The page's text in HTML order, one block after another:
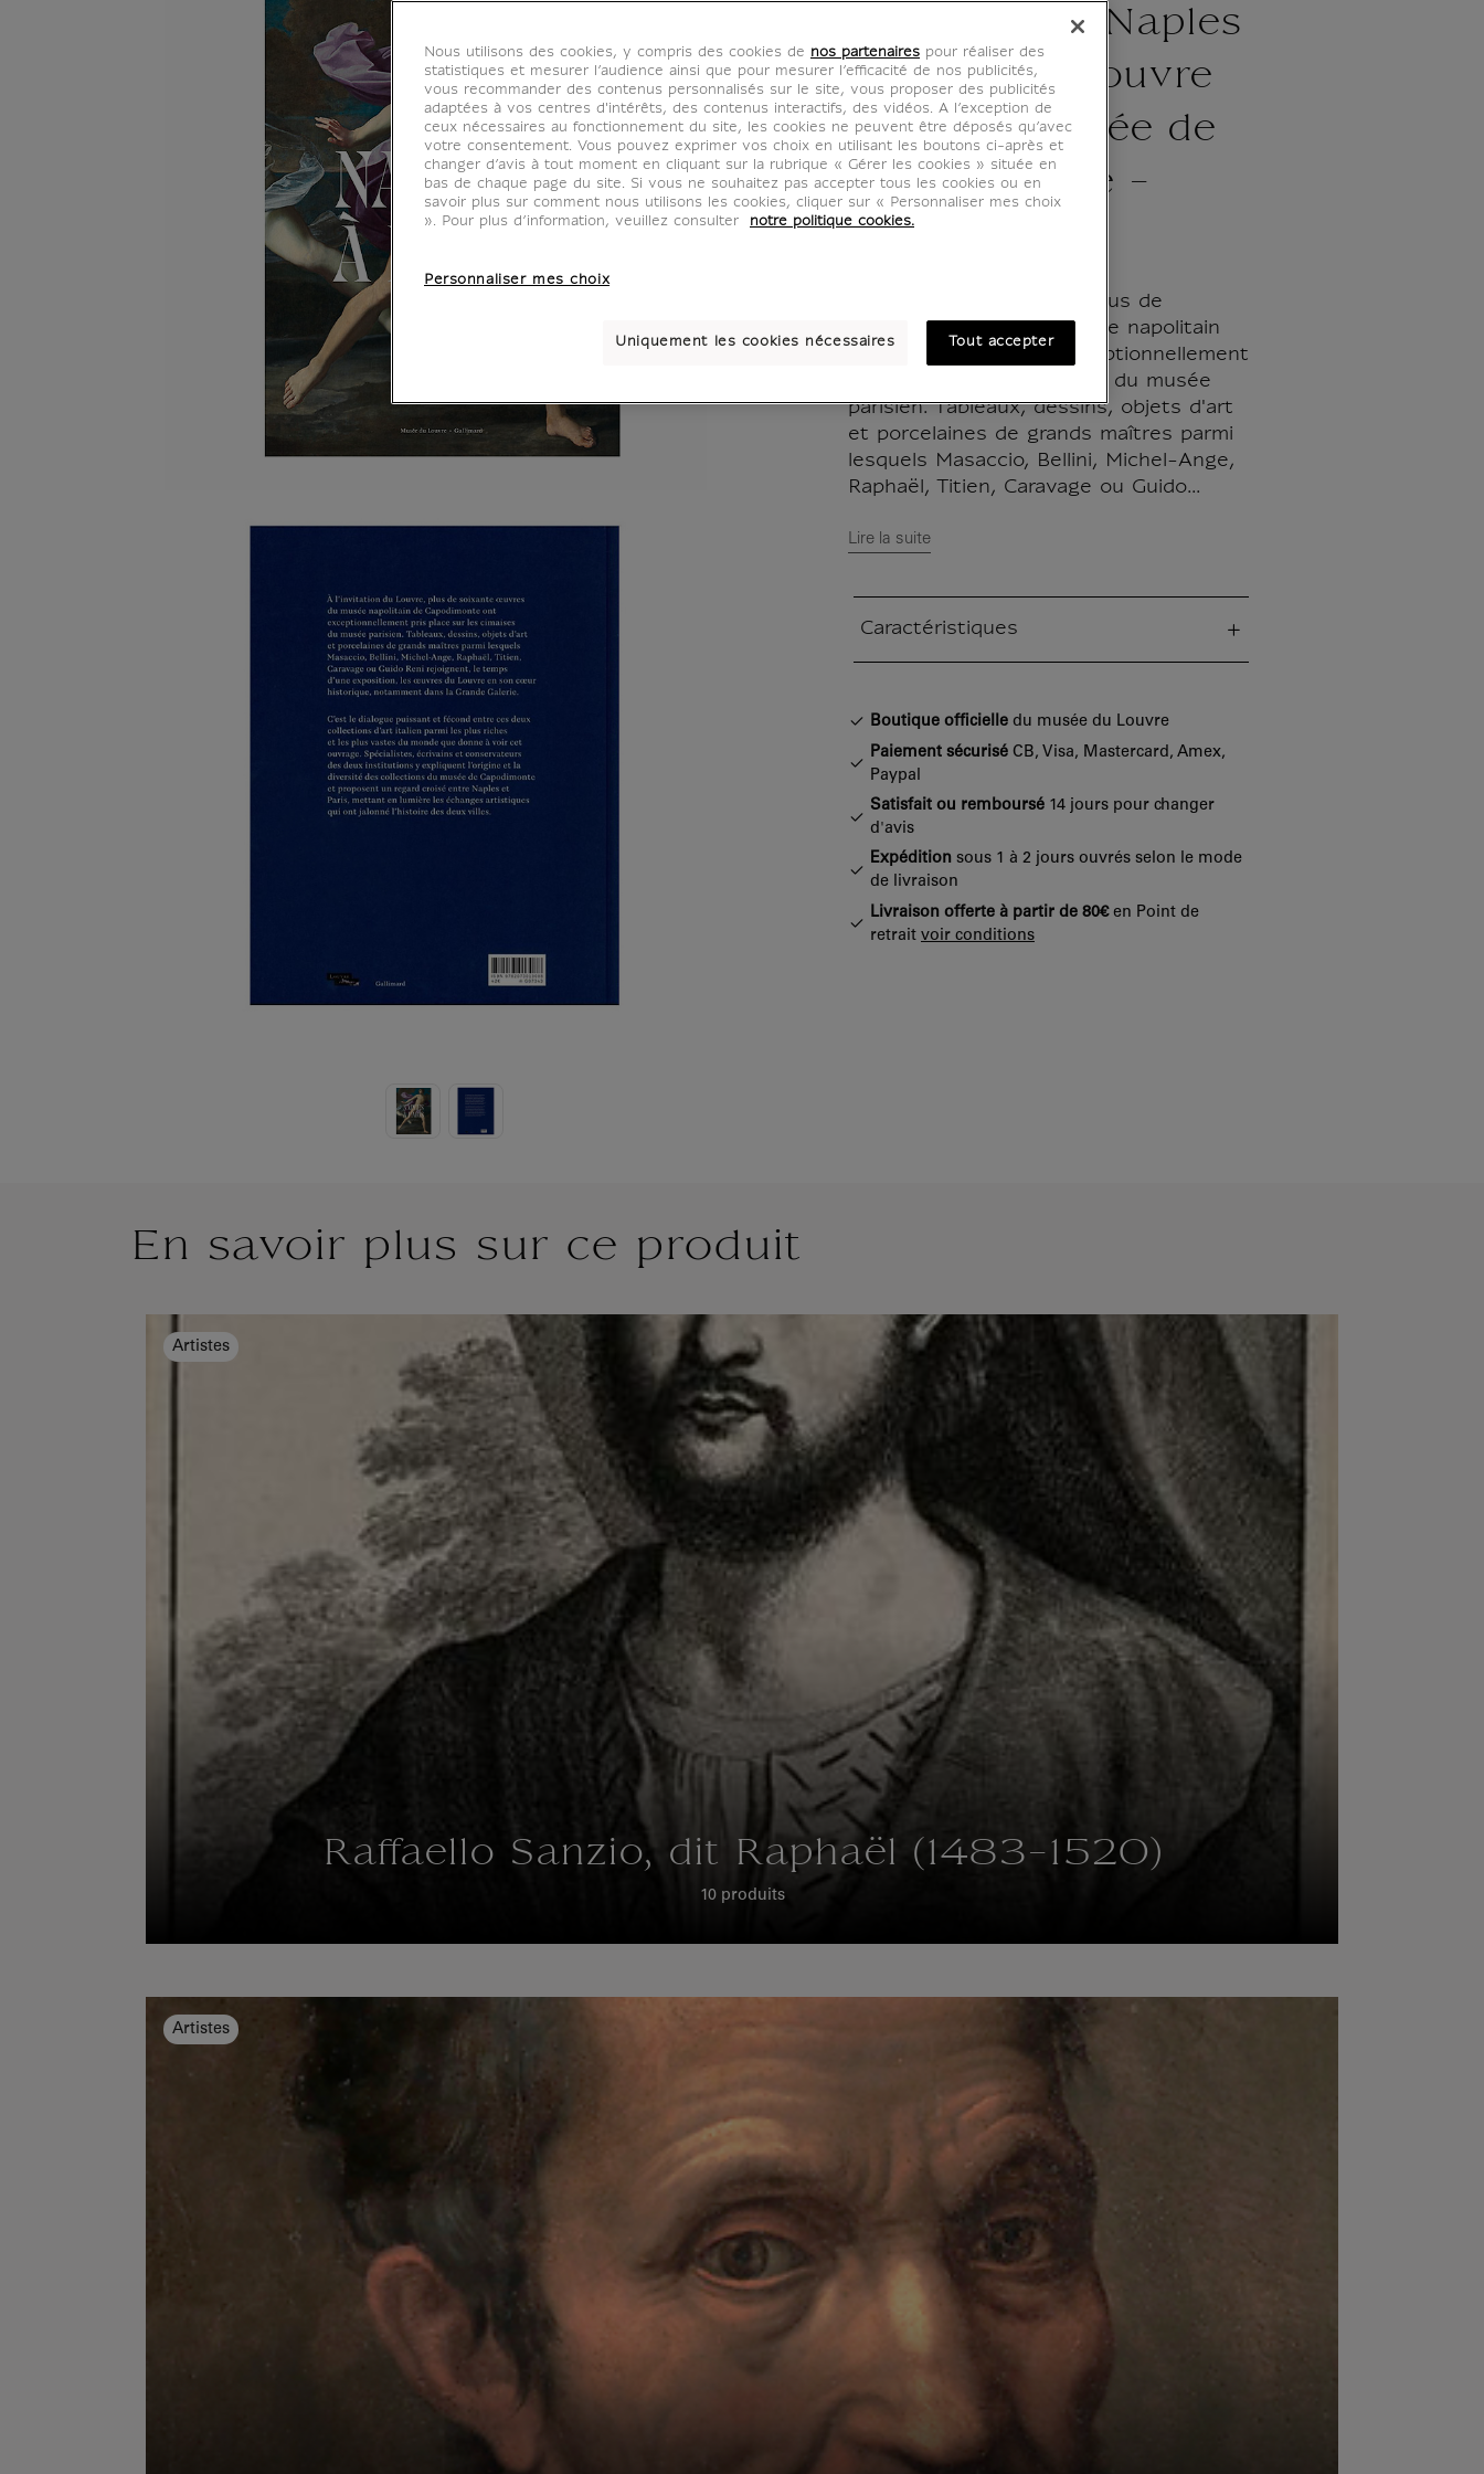
d'exposition Naples
à Paris. Le Louvre
invite le musée de
Capodimonte -
MX018397
À l'invitation du Louvre, plus de
soixante œuvres du musée napolitain
de Capodimonte ont exceptionnellement
pris place sur les cimaises du musée
parisien. Tableaux, dessins, objets d'art
et porcelaines de grands maîtres parmi
lesquels Masaccio, Bellini, Michel-Ange,
Raphaël, Titien, Caravage ou Guido...
Lire la suite
Caractéristiques
Boutique officielle du musée du Louvre
Paiement sécurisé CB, Visa, Mastercard, Amex,
Paypal
Satisfait ou remboursé 14 jours pour changer
d'avis
Expédition sous 1 à 2 jours ouvrés selon le mode
de livraison
Livraison offerte à partir de 80€en Point de
retrait voir conditions
En savoir plus sur ce produit
Artistes
Raffaello Sanzio, dit Raphaël (1483-1520)
10 produits
Artistes
Nous utilisons des cookies, y compris des cookies de nos partenaires pour réaliser des
statistiques et mesurer l’audience ainsi que pour mesurer l’efficacité de nos publicités,
vous recommander des contenus personnalisés sur le site, vous proposer des publicités
adaptées à vos centres d'intérêts, des contenus interactifs, des vidéos. A l’exception de
ceux nécessaires au fonctionnement du site, les cookies ne peuvent être déposés qu’avec
votre consentement. Vous pouvez exprimer vos choix en utilisant les boutons ci-après et
changer d’avis à tout moment en cliquant sur la rubrique « Gérer les cookies » située en
bas de chaque page du site. Si vous ne souhaitez pas accepter tous les cookies ou en
savoir plus sur comment nous utilisons les cookies, cliquer sur « Personnaliser mes choix
». Pour plus d’information, veuillez consulter
notre politique cookies.
Personnaliser mes choix
Uniquement les cookies nécessaires Tout accepter